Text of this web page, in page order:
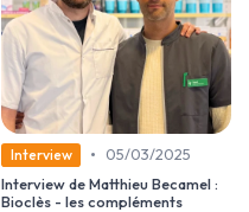
Interview •
05/03/2025
Interview de Matthieu Becamel :
Bioclès - les compléments